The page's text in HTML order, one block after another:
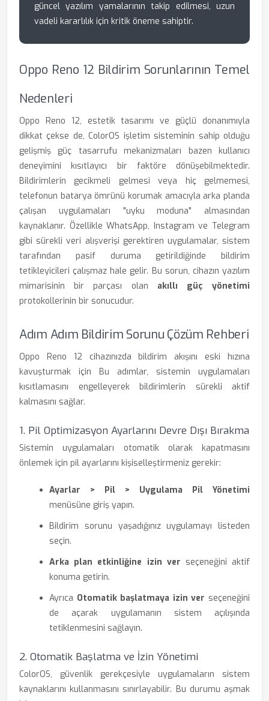
güncel yazılım yamalarının takip edilmesi, uzun
vadeli kararlılık için kritik öneme sahiptir.
Oppo Reno 12 Bildirim Sorunlarının Temel
Nedenleri
Oppo Reno 12, estetik tasarımı ve güçlü donanımıyla
dikkat çekse de, ColorOS işletim sisteminin sahip olduğu
gelişmiş güç tasarrufu mekanizmaları bazen kullanıcı
deneyimini kısıtlayıcı bir faktöre dönüşebilmektedir.
Bildirimlerin gecikmeli gelmesi veya hiç gelmemesi,
telefonun batarya ömrünü korumak amacıyla arka planda
çalışan uygulamaları "uyku moduna" almasından
kaynaklanır. Özellikle WhatsApp, Instagram ve Telegram
gibi sürekli veri alışverişi gerektiren uygulamalar, sistem
tarafından pasif duruma getirildiğinde bildirim
tetikleyicileri çalışmaz hale gelir. Bu sorun, cihazın yazılım
mimarisinin bir parçası olan akıllı güç yönetimi
protokollerinin bir sonucudur.
Adım Adım Bildirim Sorunu Çözüm Rehberi
Oppo Reno 12 cihazınızda bildirim akışını eski hızına
kavuşturmak için Bu adımlar, sistemin uygulamaları
kısıtlamasını engelleyerek bildirimlerin sürekli aktif
kalmasını sağlar.
1. Pil Optimizasyon Ayarlarını Devre Dışı Bırakma
Sistemin uygulamaları otomatik olarak kapatmasını
önlemek için pil ayarlarını kişiselleştirmeniz gerekir:
Ayarlar > Pil > Uygulama Pil Yönetimi
menüsüne giriş yapın.
Bildirim sorunu yaşadığınız uygulamayı listeden
seçin.
Arka plan etkinliğine izin ver seçeneğini aktif
konuma getirin.
Ayrıca Otomatik başlatmaya izin ver seçeneğini
de açarak uygulamanın sistem açılışında
tetiklenmesini sağlayın.
2. Otomatik Başlatma ve İzin Yönetimi
ColorOS, güvenlik gerekçesiyle uygulamaların sistem
kaynaklarını kullanmasını sınırlayabilir. Bu durumu aşmak